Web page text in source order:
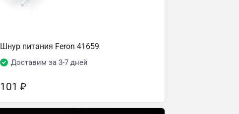
Шнур питания Feron 41659
Доставим за 3-7 дней
101 ₽